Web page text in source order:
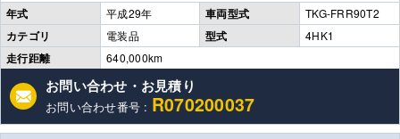
年式 平成29年 車両型式 TKG-FRR90T2
カテゴリ 電装品 型式 4HK1
走行距離 640,000km
お問い合わせ・お見積り
お問い合わせ番号 : R070200037